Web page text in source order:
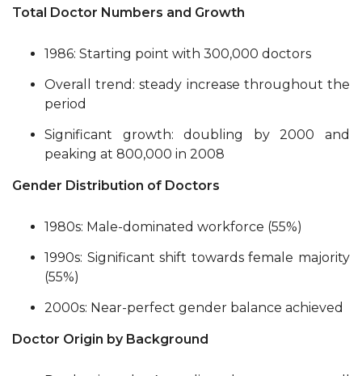
Total Doctor Numbers and Growth
1986: Starting point with 300,000 doctors
Overall trend: steady increase throughout the
period
Significant growth: doubling by 2000 and
peaking at 800,000 in 2008
Gender Distribution of Doctors
1980s: Male-dominated workforce (55%)
1990s: Significant shift towards female majority
(55%)
2000s: Near-perfect gender balance achieved
Doctor Origin by Background